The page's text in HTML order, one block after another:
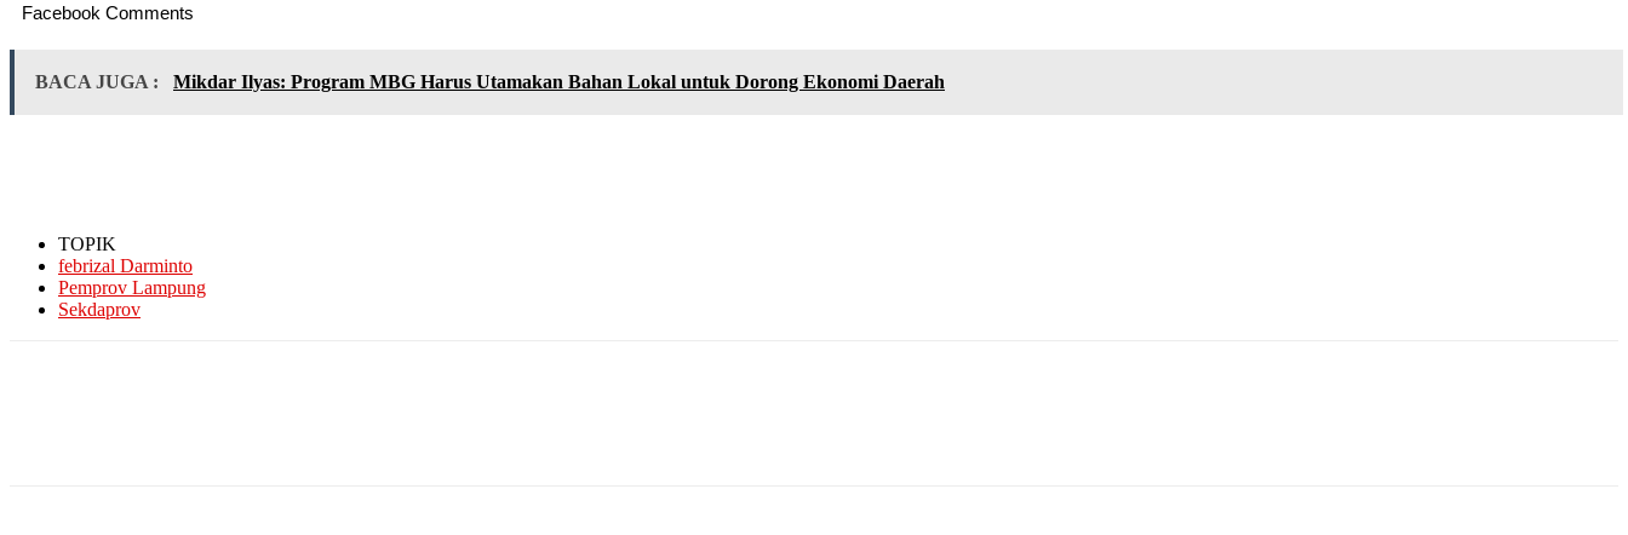
Facebook Comments
BACA JUGA : Mikdar Ilyas: Program MBG Harus Utamakan Bahan Lokal untuk Dorong Ekonomi Daerah
TOPIK
febrizal Darminto
Pemprov Lampung
Sekdaprov